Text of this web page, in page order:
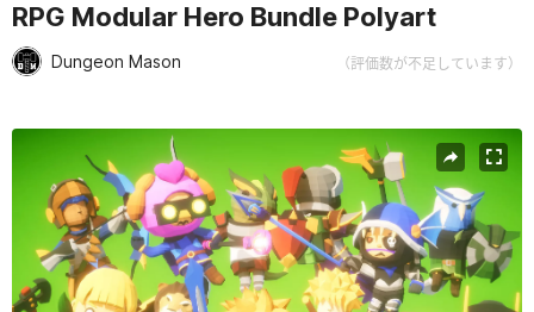
RPG Modular Hero Bundle Polyart
Dungeon Mason （評価数が不足しています）
現在のスライド：1 / 16